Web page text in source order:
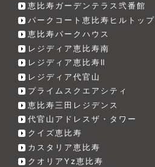
恵比寿ガーデンテラス弐番館
パークコート恵比寿ヒルトップ
恵比寿パークハウス
レジディア恵比寿南
レジディア恵比寿Ⅱ
レジディア代官山
プライムスクエアシティ
恵比寿三田レジデンス
代官山アドレスザ・タワー
クイズ恵比寿
カスタリア恵比寿
クオリアYz恵比寿